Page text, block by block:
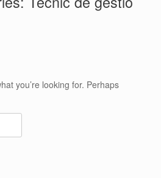
you’re looking for. Perhaps